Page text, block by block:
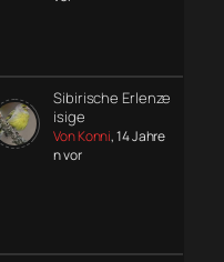
Sibirische Erlenze
isige
Von Konni, 14 Jahre
n vor